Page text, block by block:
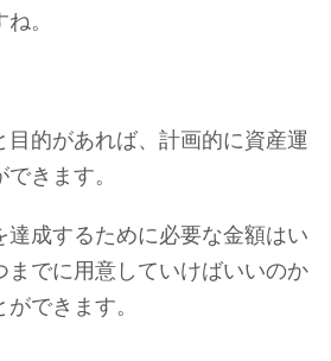
。
目的があれば、計画的に資産運
きます。
達成するために必要な金額はい
までに用意していけばいいのか
できます。